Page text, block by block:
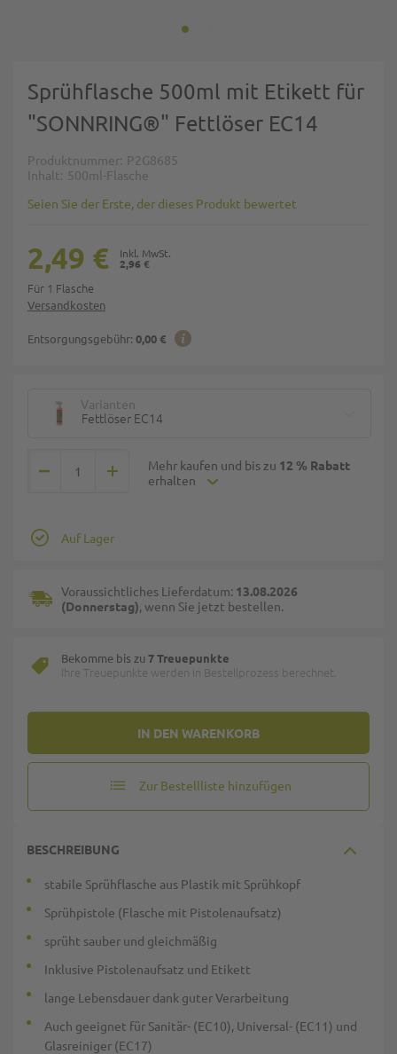
Sprühflasche 500ml mit Etikett für
"SONNRING®" Fettlöser EC14
Produktnummer P2G8685
Inhalt
500ml-Flasche
Seien Sie der Erste, der dieses Produkt bewertet
Versandkosten
Entsorgungsgebühr: 0,00 €
2,96 €
2,49 €
Für 1 Flasche
Varianten
Fettlöser EC14
Mehr kaufen und bis zu 12 % Rabatt
erhalten
IN DEN WARENKORB
Auf Lager
Voraussichtliches Lieferdatum: 13.08.2026
(Donnerstag), wenn Sie jetzt bestellen.
Bekomme bis zu 7 Treuepunkte
Ihre Treuepunkte werden in Bestellprozess berechnet.
Zur Bestellliste hinzufügen
BESCHREIBUNG
stabile Sprühflasche aus Plastik mit Sprühkopf
Sprühpistole (Flasche mit Pistolenaufsatz)
sprüht sauber und gleichmäßig
Inklusive Pistolenaufsatz und Etikett
lange Lebensdauer dank guter Verarbeitung
Auch geeignet für Sanitär- (EC10), Universal- (EC11) und
Glasreiniger (EC17)